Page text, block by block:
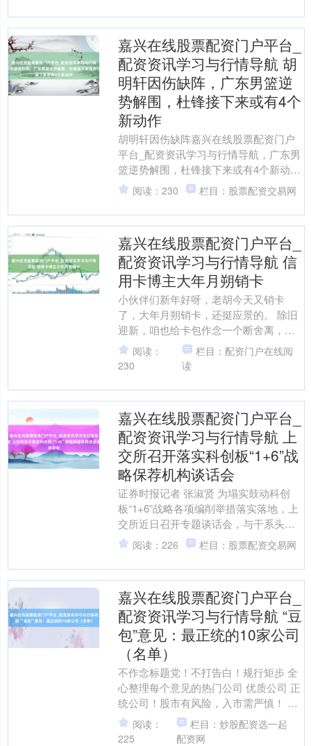
嘉兴在线股票配资门户平台_
配资资讯学习与行情导航 胡
明轩因伤缺阵，广东男篮逆
势解围，杜锋接下来或有4个
新动作
胡明轩因伤缺阵嘉兴在线股票配资门户
平台_配资资讯学习与行情导航，广东男
篮逆势解围，杜锋接下来或有4个新动作
最近CBA联赛又有大新闻，广东男篮和
青岛男篮这场硬碰....
阅读：230 栏目：股票配资交易网
嘉兴在线股票配资门户平台_
配资资讯学习与行情导航 信
用卡博主大年月朔销卡
小伙伴们新年好呀，老胡今天又销卡
了，大年月朔销卡，还挺应景的。 除旧
迎新，咱也给卡包作念一个断舍离，销
卡不是为了离场，而是为了管待新的一
年，既是减法，亦然升级。....
阅读：
230
栏目：配资门户在线阅
读
嘉兴在线股票配资门户平台_
配资资讯学习与行情导航 上
交所召开落实科创板“1+6”战
略保荐机构谈话会
证券时报记者 张淑贤 为塌实鼓动科创
板“1+6”战略各项编削举措落实落地，上
交所近日召开专题谈话会，与干系头部
保荐机构深远交流，充分听取成见提
出。 与会机构纷繁....
阅读：226 栏目：股票配资交易网
嘉兴在线股票配资门户平台_
配资资讯学习与行情导航 “豆
包”意见：最正统的10家公司
（名单）
不作念标题党！不打告白！规行矩步 全
心整理每个意见的热门公司 优质公司 正
统公司！股市有风险，入市需严慎！ 春
晚流量共振与AI生意化落地的双重催化
2026年央....
阅读：
225
栏目：炒股配资选一起
配资网